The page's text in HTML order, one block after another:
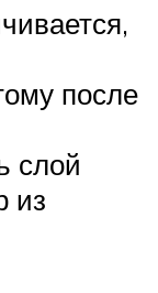
после
слой
из